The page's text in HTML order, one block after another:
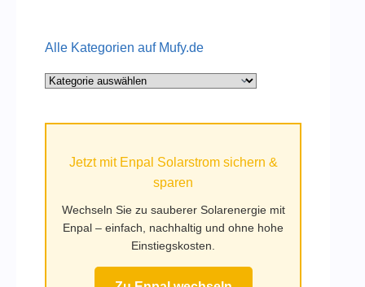
Alle Kategorien auf Mufy.de
Alle
Jetzt mit Enpal Solarstrom sichern &
sparen
Wechseln Sie zu sauberer Solarenergie mit
Enpal – einfach, nachhaltig und ohne hohe
Einstiegskosten.